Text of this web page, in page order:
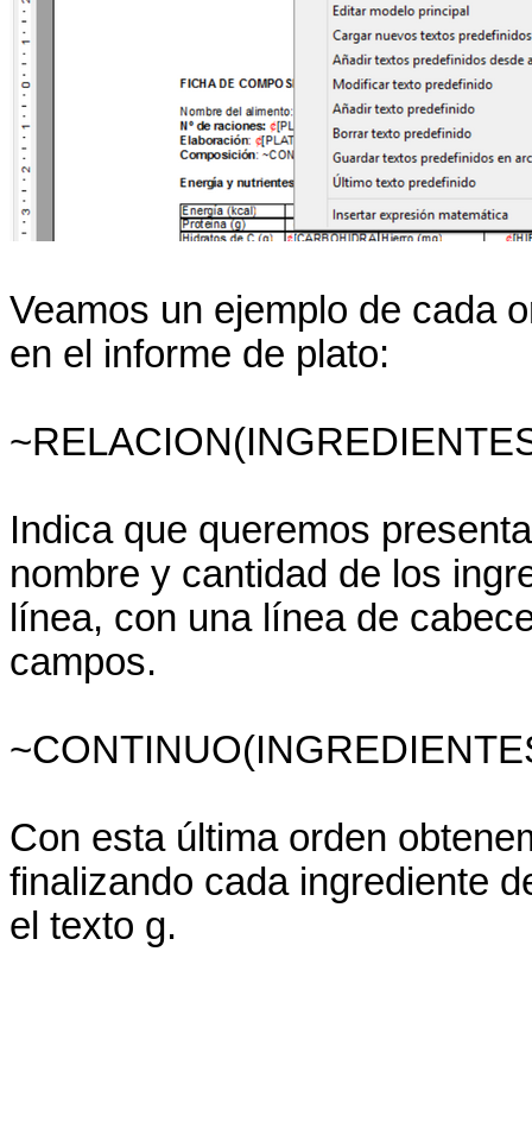
Veamos un ejemplo de cada
en el informe de plato:
Indica que queremos
nombre y cantidad de los
línea, con una línea de
campos.
Con esta última orden
finalizando cada ingrediente
el texto g.